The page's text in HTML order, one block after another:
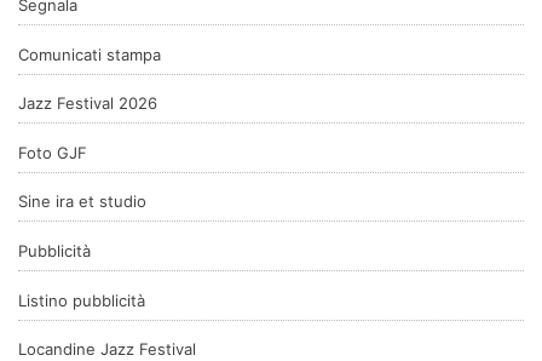
Segnala
Comunicati stampa
Jazz Festival 2026
Foto GJF
Sine ira et studio
Pubblicità
Listino pubblicità
Locandine Jazz Festival